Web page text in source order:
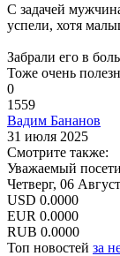
С задачей
успели, хотя
Забрали его в
Тоже очень
0
1559
Вадим Бананов
31 июля 2025
Смотрите также:
Уважаемый
Четверг, 06
USD 0.0000
EUR 0.0000
RUB 0.0000
Топ новостей за